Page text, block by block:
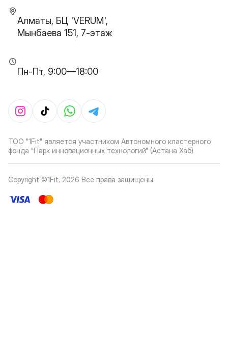
Алматы, БЦ 'VERUM',
Мынбаева 151, 7-этаж
Пн-Пт, 9:00—18:00
ТОО "1Fit" является участником Автономного кластерного
фонда "Парк инновационных технологий" (Астана Хаб)
Copyright ©1Fit, 2026 Все права защищены.